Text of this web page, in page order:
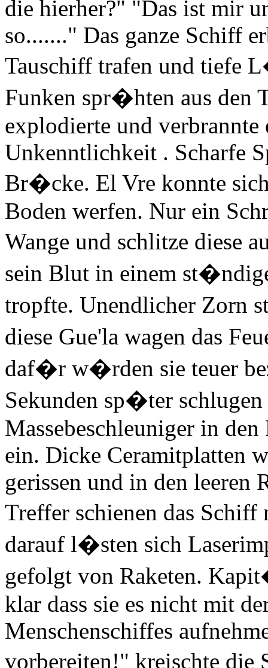
die hierher?" "Das ist mir
so......." Das ganze Schiff
Tauschiff trafen und tiefe
Funken spr�hten aus den
explodierte und
Unkenntlichkeit . Scharfe
Br�cke. El Vre konnte
Boden werfen. Nur ein
Wange und schlitze diese
sein Blut in einem
tropfte. Unendlicher Zorn
diese Gue'la wagen das
daf�r w�rden sie teuer
Sekunden sp�ter schlugen
Massebeschleuniger in
ein. Dicke Ceramitplatten
gerissen und in den leeren
Treffer schienen das
darauf l�sten sich
gefolgt von Raketen.
klar dass sie es nicht mit
Menschenschiffes
vorbereiten!" kreischte die